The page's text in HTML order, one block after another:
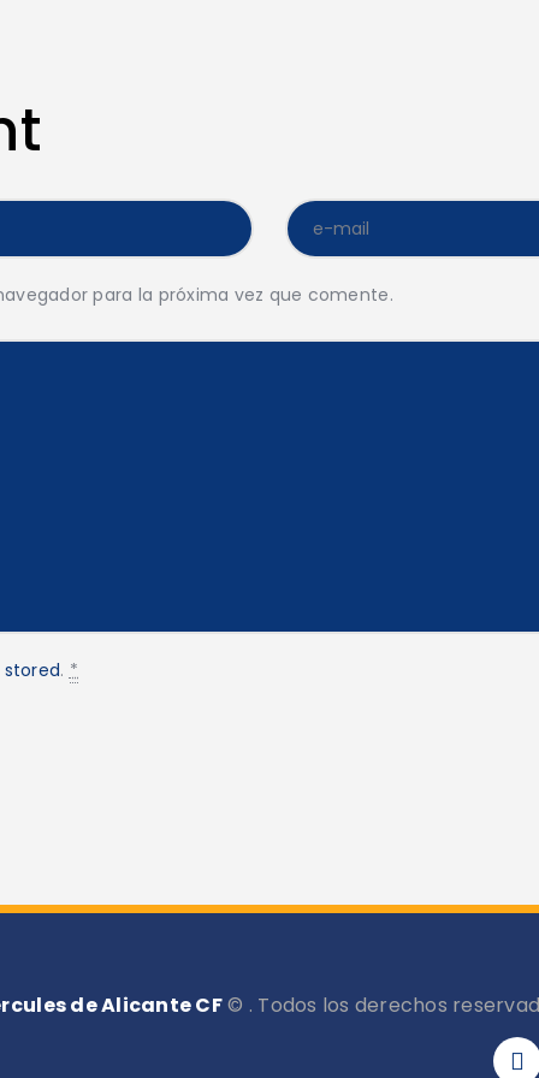
para la próxima vez que comente.
. *
de Alicante CF© . Todos los derechos